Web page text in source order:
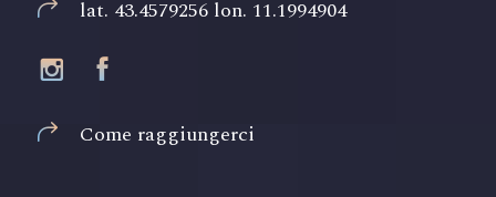
lat. 43.4579256 lon. 11.1994904
Come raggiungerci